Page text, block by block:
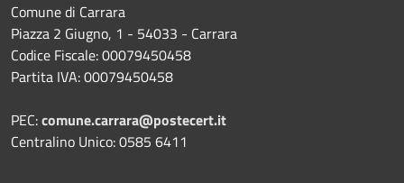
Comune di Carrara
Piazza 2 Giugno, 1 - 54033 - Carrara
Codice Fiscale: 00079450458
Partita IVA: 00079450458
PEC:comune.carrara@postecert.it
Centralino Unico: 0585 6411